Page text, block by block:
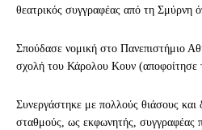
θεατρικός συγγραφέας από τη Σμύρνη
Σπούδασε νομική στο Πανεπιστήμιο
σχολή του Κάρολου Κουν (αποφοίτησε
Συνεργάστηκε με πολλούς θιάσους και
σταθμούς, ως εκφωνητής, συγγραφέας